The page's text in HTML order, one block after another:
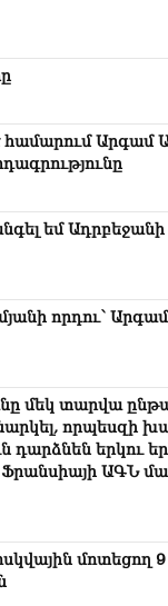
համարում Արգամ
եմ
որդու՝
մեկ տարվա
որպեսզի
դարձնեն երկու
ԱԳՆ
մոտեցող